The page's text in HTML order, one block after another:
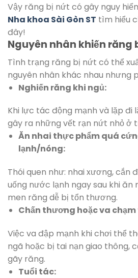
Vậy răng bị nứt có gây nguy
Nha khoa Sài Gòn ST tìm hiểu
đây!
Nguyên nhân khiến răng
Tình trạng răng bị nứt có thể
nguyên nhân khác nhau nhưng
Nghiến răng khi ngủ:
Khi lực tác động mạnh và lặp đi
gây ra những vết rạn nứt nhỏ ở
Ăn nhai thực phẩm quá
lạnh/nóng:
Thói quen như: nhai xương, cắn
uống nước lạnh ngay sau khi ăn
men răng dễ bị tổn thương.
Chấn thương hoặc va
Việc va đập mạnh khi chơi thể
ngã hoặc bị tai nạn giao thông,
gãy răng.
Tuổi tác: